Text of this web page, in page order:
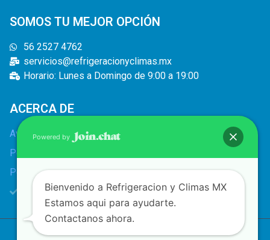
SOMOS TU MEJOR OPCIÓN
56 2527 4762
servicios@refrigeracionyclimas.mx
Horario: Lunes a Domingo de 9:00 a 19:00
ACERCA DE
Aviso legal
Política de privacidad
Política de cookies
Bolsa de trabajo
Powered by
Bienvenido a Refrigeracion y Climas MX
Estamos aqui para ayudarte.
Contactanos ahora.